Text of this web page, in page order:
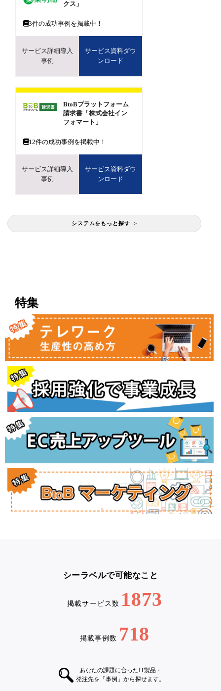
クス」
3件の成功事例を掲載中！
サービス詳細導入
事例
サービス資料ダウ
ンロード
BtoBプラットフォーム
請求書「株式会社イン
フォマート」
12件の成功事例を掲載中！
サービス詳細導入
事例
サービス資料ダウ
ンロード
システムをもっと探す >
特集
シーラベルで可能なこと
掲載サービス数 1873
掲載事例数 718
あなたの課題に合ったIT製品・
発注先を「事例」から探せます。